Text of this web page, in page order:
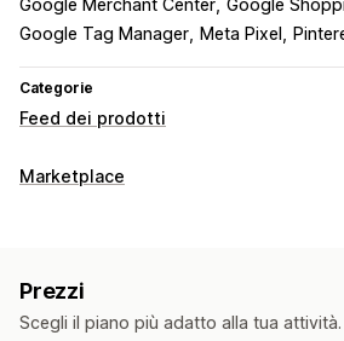
Google Tag Manager Meta Pixel
Categorie
Feed dei prodotti
Personalizzazione del feed
Feed localizzati
Sincronizzazione delle varianti
Marketplace
Sincronizzazione dei prodotti
Sincronizzazione delle offerte Valuta
Prezzi
Scegli il piano più adatto alla tua attività.